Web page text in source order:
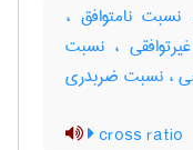
نامتوافق ،
، نسبت
، نسبت ضربدری
cross ratio